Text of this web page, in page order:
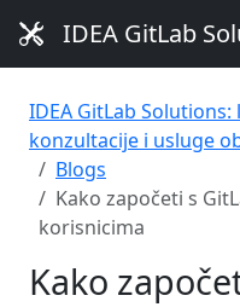
IDEA GitLab
IDEA GitLab
konzultacije i usluge
Blogs
Kako započeti s
korisnicima
Kako